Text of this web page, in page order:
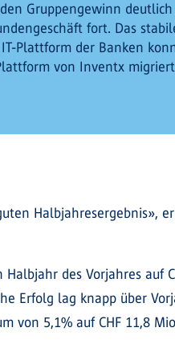
Gruppengewinn
fort. Das
Plattform der Banken
von Inventx migriert
Halbjahresergebnis»,
des Vorjahres auf
Erfolg lag knapp über
von 5,1% auf CHF 11,8